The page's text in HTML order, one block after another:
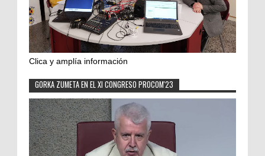
Clica y amplía información
GORKA ZUMETA EN EL XI CONGRESO PROCOM'23